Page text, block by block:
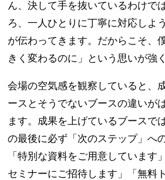
ん、決して手を抜いているわけで
ろ、一人ひとりに丁寧に対応しよ
が伝わってきます。だからこそ、
きく変わるのに」という思いが強
会場の空気感を観察していると、
ースとそうでないブースの違いが
ます。成果を上げているブースで
の最後に必ず「次のステップ」へ
「特別な資料をご用意しています
セミナーにご招待します」「無料